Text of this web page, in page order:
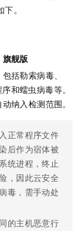
。
旗舰版
括勒索病毒、
和蠕虫病毒等。
纳入检测范围。
正常程序文件
后作为宿体被
统进程，终止
，因此云安全
毒，需手动处
的主机恶意行